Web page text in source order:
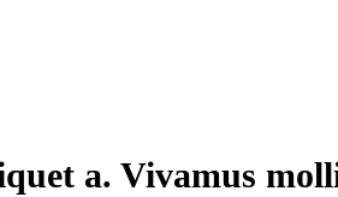
a. Vivamus